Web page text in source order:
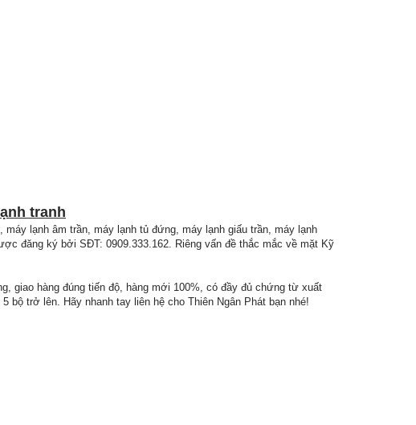
tranh
lạnh âm trần, máy lạnh tủ đứng, máy lạnh giấu trần, máy lạnh
đăng ký bởi SĐT: 0909.333.162. Riêng vấn đề thắc mắc về mặt Kỹ
giao hàng đúng tiến độ, hàng mới 100%, có đầy đủ chứng từ xuất
trở lên. Hãy nhanh tay liên hệ cho Thiên Ngân Phát bạn nhé!